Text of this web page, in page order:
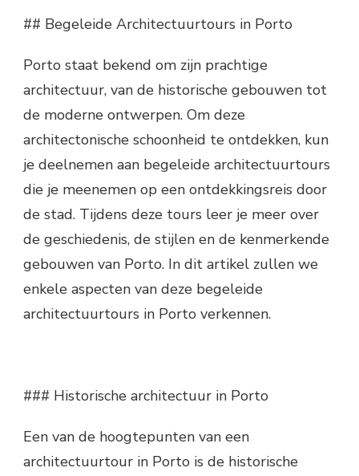
## Begeleide Architectuurtours in Porto
Porto staat bekend om zijn prachtige
architectuur, van de historische gebouwen tot
de moderne ontwerpen. Om deze
architectonische schoonheid te ontdekken, kun
je deelnemen aan begeleide architectuurtours
die je meenemen op een ontdekkingsreis door
de stad. Tijdens deze tours leer je meer over
de geschiedenis, de stijlen en de kenmerkende
gebouwen van Porto. In dit artikel zullen we
enkele aspecten van deze begeleide
architectuurtours in Porto verkennen.
### Historische architectuur in Porto
Een van de hoogtepunten van een
architectuurtour in Porto is de historische